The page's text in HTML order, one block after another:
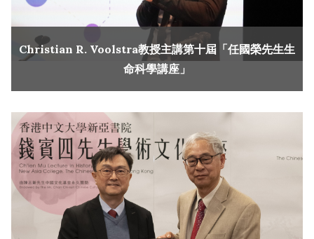
Christian R. Voolstra教授主講第十屆「任國榮先生生
命科學講座」